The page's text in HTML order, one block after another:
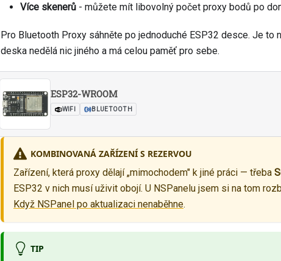
Více skenerů - můžete mít libovolný počet proxy bodů po
Pro Bluetooth Proxy sáhněte po jednoduché ESP32 desce. Je to
deska nedělá nic jiného a má celou paměť pro sebe.
ESP32-WROOM
WIFI BLUETOOTH
KOMBINOVANÁ ZAŘÍZENÍ S REZERVOU
Zařízení, která proxy dělají „mimochodem" k jiné práci — třeba
ESP32 v nich musí uživit obojí. U NSPanelu jsem si na tom
Když NSPanel po aktualizaci nenaběhne.
TIP